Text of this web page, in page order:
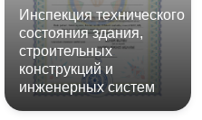
Инспекция технического
состояния здания,
строительных
конструкций и
инженерных систем